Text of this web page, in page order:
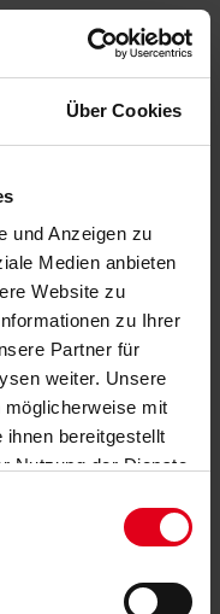
Über Cookies
und Anzeigen zu
Medien anbieten
Website zu
zu Ihrer
Partner für
weiter. Unsere
mit
bereitgestellt
Nutzung der Dienste